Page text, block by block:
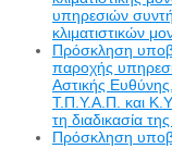
υπηρεσιών
κλιματιστικών
Πρόσκληση
παροχής
Αστικής
Τ.Π.Υ.Α.Π. και
τη διαδικασία
Πρόσκληση